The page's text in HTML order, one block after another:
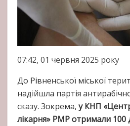
07:42, 01 червня 2025 року
До Рівненської міської
надійшла партія
сказу. Зокрема, у КНП
лікарня» РМР отримали 100